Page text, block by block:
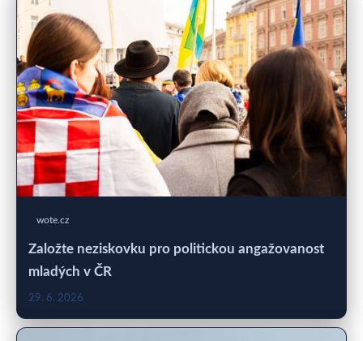
wote.cz
Založte neziskovku pro politickou angažovanost
mladých v ČR
29. 6. 2026